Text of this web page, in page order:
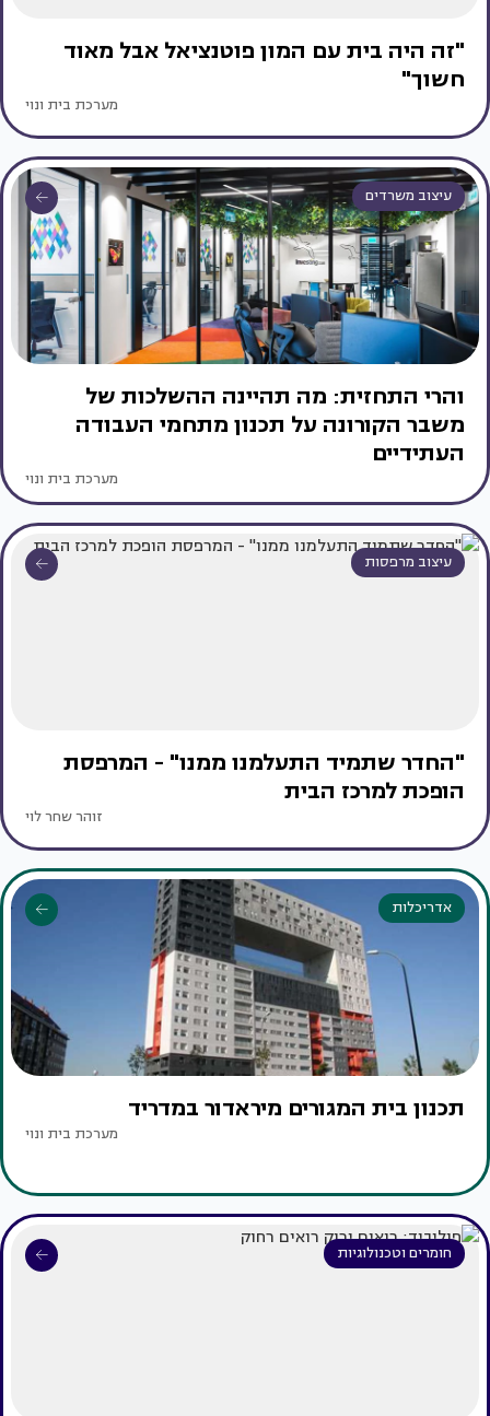
"זה היה בית עם המון פוטנציאל אבל מאוד
חשוך"
מערכת בית ונוי
עיצוב משרדים
והרי התחזית: מה תהיינה ההשלכות של
משבר הקורונה על תכנון מתחמי העבודה
העתידיים
מערכת בית ונוי
עיצוב מרפסות
"החדר שתמיד התעלמנו ממנו" - המרפסת
הופכת למרכז הבית
זוהר שחר לוי
אדריכלות
תכנון בית המגורים מיראדור במדריד
מערכת בית ונוי
חומרים וטכנולוגיות